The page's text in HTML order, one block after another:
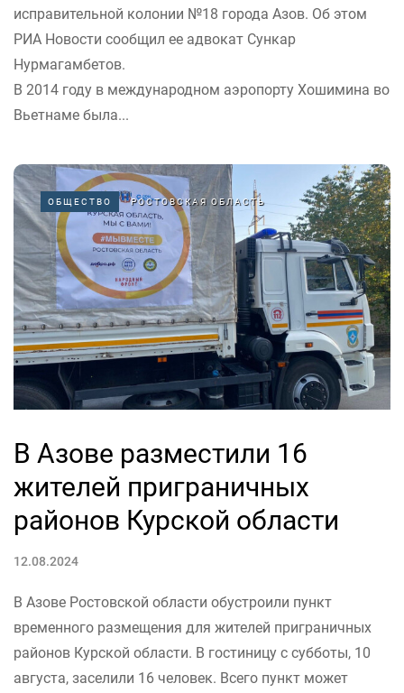
исправительной колонии №18 города Азов. Об этом
РИА Новости сообщил ее адвокат Сункар
Нурмагамбетов.
В 2014 году в международном аэропорту Хошимина во
Вьетнаме была...
ОБЩЕСТВО РОСТОВСКАЯ ОБЛАСТЬ
В Азове разместили 16
жителей приграничных
районов Курской области
12.08.2024
В Азове Ростовской области обустроили пункт
временного размещения для жителей приграничных
районов Курской области. В гостиницу с субботы, 10
августа, заселили 16 человек. Всего пункт может